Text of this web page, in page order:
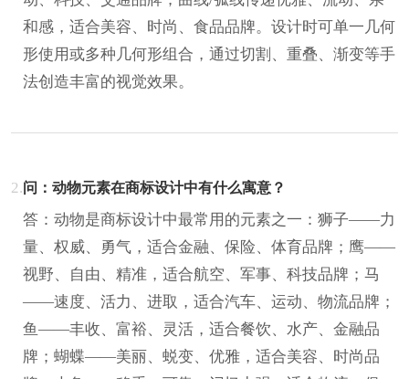
和感，适合美容、时尚、食品品牌。设计时可单一几何
形使用或多种几何形组合，通过切割、重叠、渐变等手
法创造丰富的视觉效果。
2.问：动物元素在商标设计中有什么寓意？
答：动物是商标设计中最常用的元素之一：狮子——力
量、权威、勇气，适合金融、保险、体育品牌；鹰——
视野、自由、精准，适合航空、军事、科技品牌；马
——速度、活力、进取，适合汽车、运动、物流品牌；
鱼——丰收、富裕、灵活，适合餐饮、水产、金融品
牌；蝴蝶——美丽、蜕变、优雅，适合美容、时尚品